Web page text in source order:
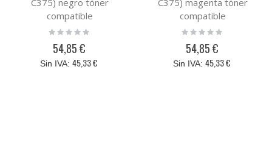
C375) negro tóner
compatible
Rating:
54,85 €
45,33 €
C375) magenta tóner
compatible
Rating:
54,85 €
45,33 €